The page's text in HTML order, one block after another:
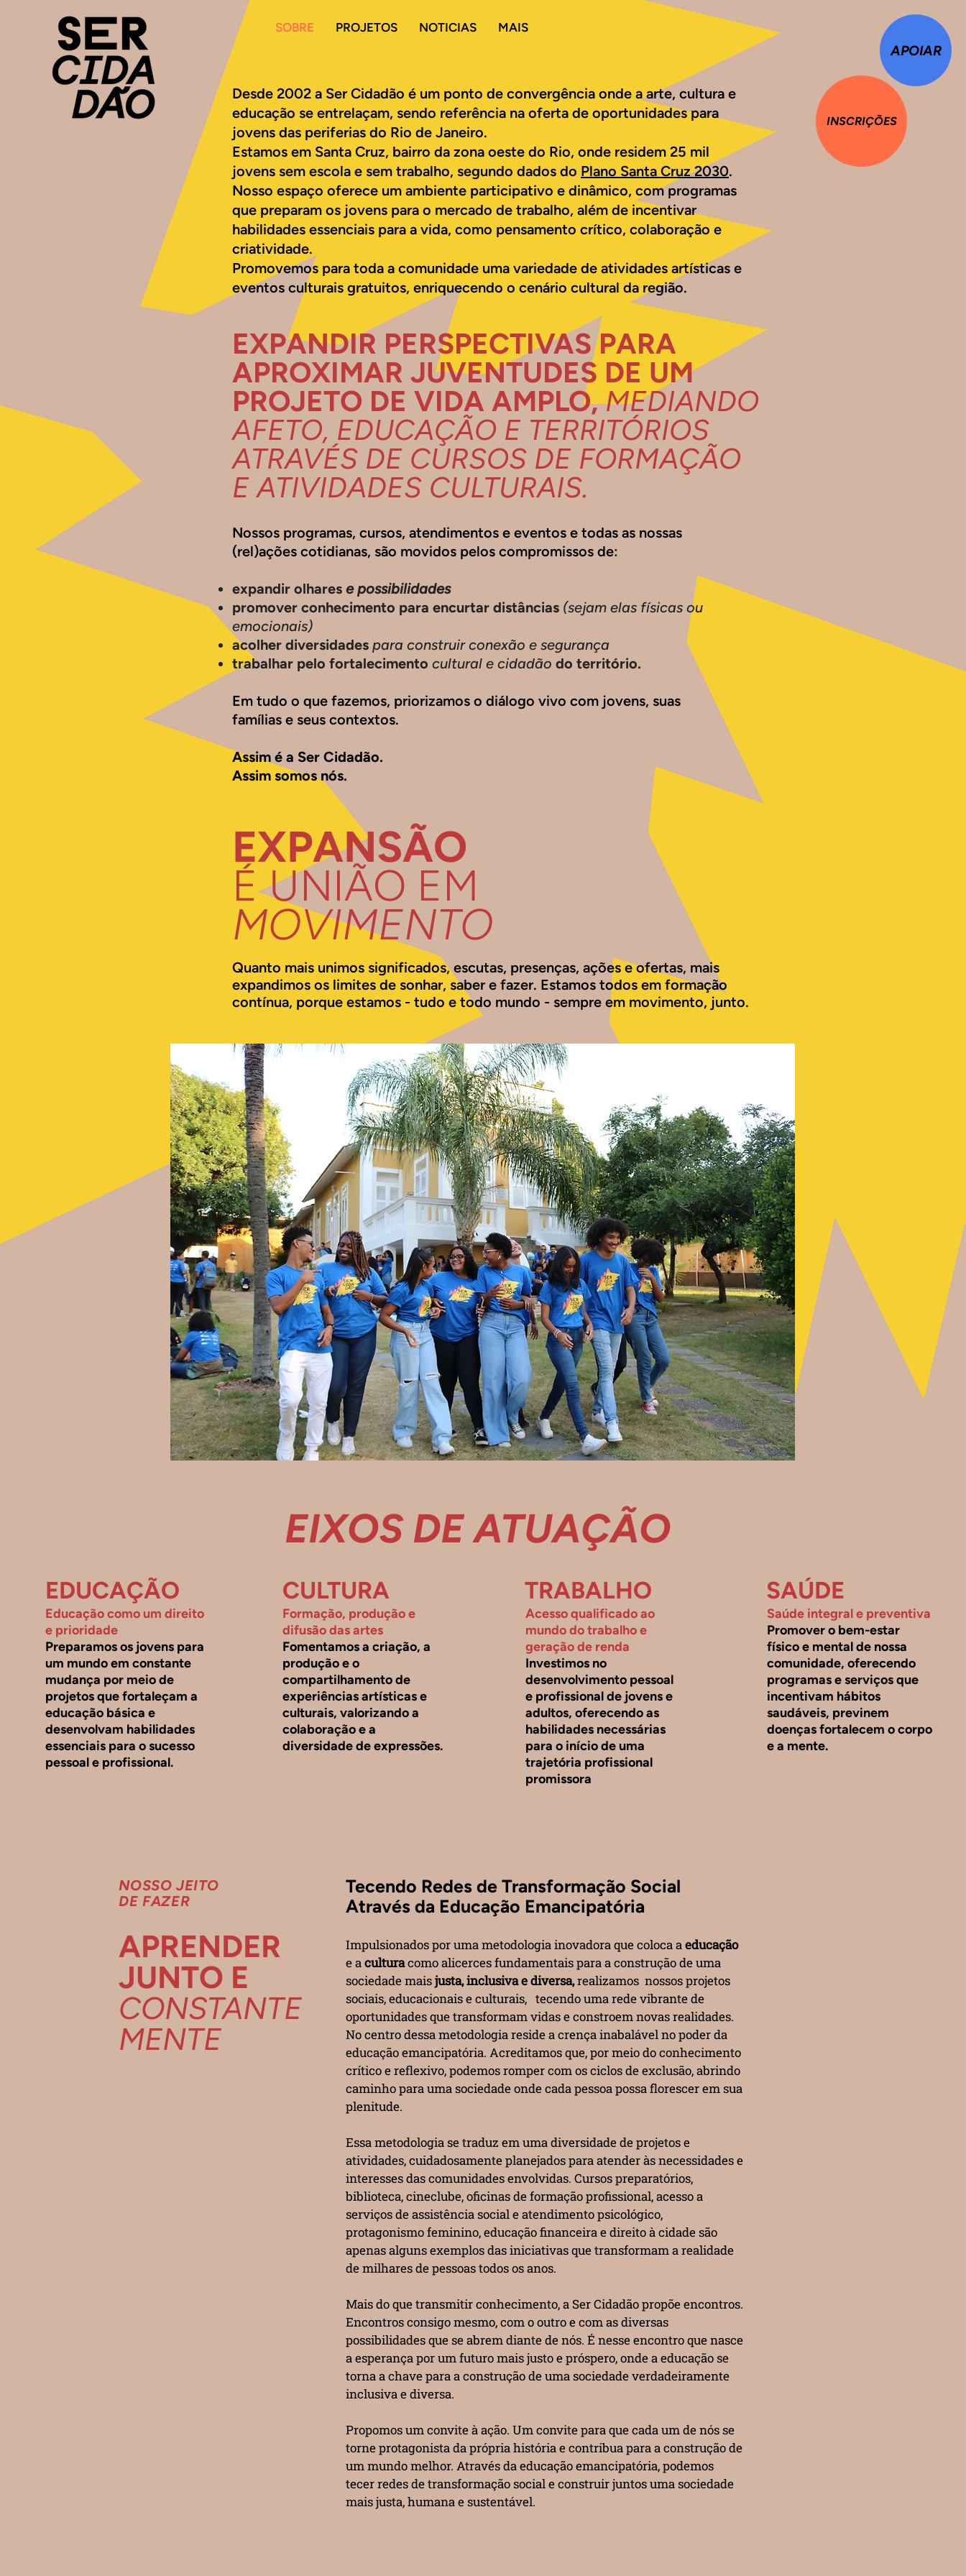
APOIAR
INSCRIÇÕES
SOBRE PROJETOS NOTICIAS MAIS
Desde 2002 a Ser Cidadão é um ponto de convergência onde a arte, cultura e
educação se entrelaçam, sendo referência na oferta de oportunidades para
jovens das periferias do Rio de Janeiro.
Estamos em Santa Cruz, bairro da zona oeste do Rio, onde residem 25 mil
jovens sem escola e sem trabalho, segundo dados do Plano Santa Cruz 2030.
Nosso espaço oferece um ambiente participativo e dinâmico, com programas
que preparam os jovens para o mercado de trabalho, além de incentivar
habilidades essenciais para a vida, como pensamento crítico, colaboração e
criatividade.
Promovemos para toda a comunidade uma variedade de atividades artísticas e
eventos culturais gratuitos, enriquecendo o cenário cultural da região.
EXPANDIR PERSPECTIVAS PARA
APROXIMAR JUVENTUDES DE UM
PROJETO DE VIDA AMPLO,MEDIANDO
AFETO, EDUCAÇÃO E TERRITÓRIOS
ATRAVÉS DE CURSOS DE FORMAÇÃO
E ATIVIDADES CULTURAIS.
​Nossos programas, cursos, atendimentos e eventos e todas as nossas
(rel)ações cotidianas, são movidos pelos compromissos de:
expandir olhares e possibilidades
promover conhecimento para encurtar distâncias (sejam elas físicas ou
emocionais)
acolher diversidades para construir conexão e segurança
trabalhar pelo fortalecimento cultural e cidadão do território.
Em tudo o que fazemos, priorizamos o diálogo vivo com jovens, suas
famílias e seus contextos.
Assim é a Ser Cidadão.
Assim somos nós.
EXPANSÃO
É UNIÃO EM
MOVIMENTO
Quanto mais unimos significados, escutas, presenças, ações e ofertas, mais
expandimos os limites de sonhar, saber e fazer. Estamos todos em formação
contínua, porque estamos - tudo e todo mundo - sempre em movimento, junto.
EIXOS DE ATUAÇÃO
EDUCAÇÃO
Educação como um direito
e prioridade
Preparamos os jovens para
um mundo em constante
mudança por meio de
projetos que fortaleçam a
educação básica e
desenvolvam habilidades
essenciais para o sucesso
pessoal e profissional.
CULTURA
Formação, produção e
difusão das artes
Fomentamos a criação, a
produção e o
compartilhamento de
experiências artísticas e
culturais, valorizando a
colaboração e a
diversidade de expressões.
TRABALHO
Acesso qualificado ao
mundo do trabalho e
geração de renda
Investimos no
desenvolvimento pessoal
e profissional de jovens e
adultos, oferecendo as
habilidades necessárias
para o início de uma
trajetória profissional
promissora
SAÚDE
Saúde integral e preventiva
Promover o bem-estar
físico e mental de nossa
comunidade, oferecendo
programas e serviços que
incentivam hábitos
saudáveis, previnem
doenças fortalecem o corpo
e a mente.
NOSSO JEITO
DE FAZER
APRENDER
JUNTO E
CONSTANTE
MENTE
Tecendo Redes de Transformação Social
Através da Educação Emancipatória
Impulsionados por uma metodologia inovadora que coloca aeducação
e aculturacomo alicerces fundamentais para a construção de uma
sociedade maisjusta, inclusiva e diversa,realizamos nossos projetos
sociais, educacionais e culturais, tecendo uma rede vibrante de
oportunidades que transformam vidas e constroem novas realidades.
No centro dessa metodologia reside a crença inabalável no poder da
educação emancipatória. Acreditamos que, por meio do conhecimento
crítico e reflexivo, podemos romper com os ciclos de exclusão, abrindo
caminho para uma sociedade onde cada pessoa possa florescer em sua
plenitude.
Essa metodologia se traduz em uma diversidade de projetos e
atividades, cuidadosamente planejados para atender às necessidades e
interesses das comunidades envolvidas. Cursos preparatórios,
biblioteca, cineclube, oficinas de formação profissional, acesso a
serviços de assistência social e atendimento psicológico,
protagonismo feminino, educação financeira e direito à cidade são
apenas alguns exemplos das iniciativas que transformam a realidade
de milhares de pessoas todos os anos.
Mais do que transmitir conhecimento, a Ser Cidadão propõe encontros.
Encontros consigo mesmo, com o outro e com as diversas
possibilidades que se abrem diante de nós. É nesse encontro que nasce
a esperança por um futuro mais justo e próspero, onde a educação se
torna a chave para a construção de uma sociedade verdadeiramente
inclusiva e diversa.
Propomos um convite à ação. Um convite para que cada um de nós se
torne protagonista da própria história e contribua para a construção de
um mundo melhor. Através da educação emancipatória, podemos
tecer redes de transformação social e construir juntos uma sociedade
mais justa, humana e sustentável.